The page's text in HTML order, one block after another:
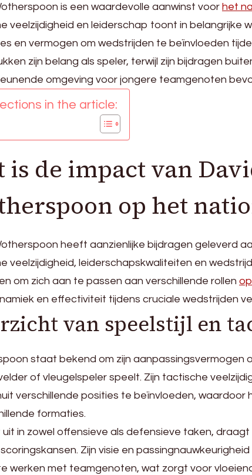
is een waardevolle aanwinst voor het
veelzijdigheid en leiderschap toont in belangrijke
en vermogen om wedstrijden te beïnvloeden
zijn belang als speler, terwijl zijn bijdragen
omgeving voor jongere teamgenoten
in the article:
is de impact van
op het
heeft aanzienlijke bijdragen geleverd
veelzijdigheid, leiderschapskwaliteiten en
om zich aan te passen aan verschillende rollen
en effectiviteit tijdens cruciale wedstrijden
van speelstijl en
staat bekend om zijn aanpassingsvermogen
of vleugelspeler speelt. Zijn tactische
verschillende posities te beïnvloeden, waardoor
formaties.
uit in zowel offensieve als defensieve taken,
Zijn visie en
werken met teamgenoten, wat zorgt voor